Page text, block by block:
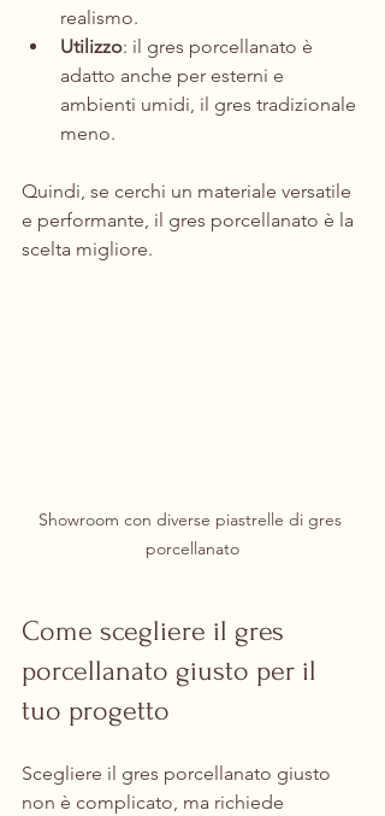
realismo.
Utilizzo: il gres porcellanato è
adatto anche per esterni e
ambienti umidi, il gres tradizionale
meno.
Quindi, se cerchi un materiale versatile
e performante, il gres porcellanato è la
scelta migliore.
Showroom con diverse piastrelle di gres
porcellanato
Come scegliere il gres
porcellanato giusto per il
tuo progetto
Scegliere il gres porcellanato giusto
non è complicato, ma richiede